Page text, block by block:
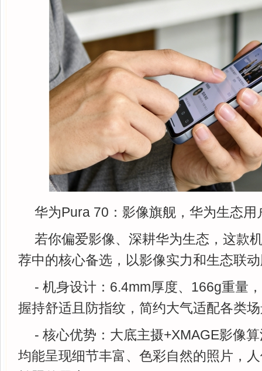
华为Pura 70：影像旗舰，华为生态用
若你偏爱影像、深耕华为生态，这款
荐中的核心备选，以影像实力和生态联
- 机身设计：6.4mm厚度、166g重量
握持舒适且防指纹，简约大气适配各类
- 核心优势：大底主摄+XMAGE影像
均能呈现细节丰富、色彩自然的照片，